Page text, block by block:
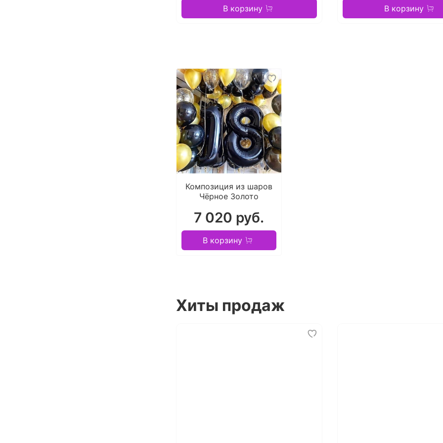
В корзину В корзину
Композиция из шаров
Чёрное Золото
7 020 руб.
В корзину
Хиты продаж